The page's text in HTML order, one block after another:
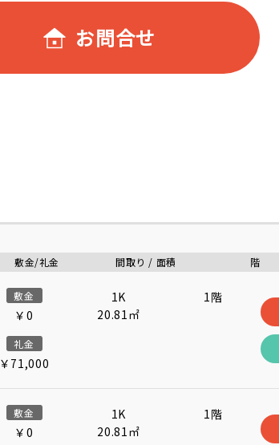
お問合せ
敷金/礼金 間取り / 面積 階
敷金
￥0
礼金
￥71,000
1K
20.81㎡
1階
敷金
￥0
1K
20.81㎡
1階